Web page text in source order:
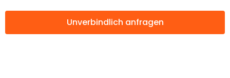
Unverbindlich anfragen